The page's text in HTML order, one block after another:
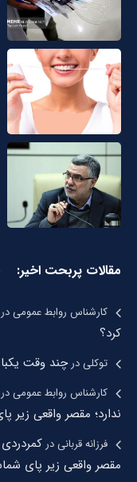
مقالات پربحت اخیر:
کارشناس روابط عمومی
کرد؟
توکلیدرچند وقت
کارشناس روابط عمومیدر
ندارد؛ مقصر واقعی زیر
فرزانه قربانیدر
مقصر واقعی زیر پای